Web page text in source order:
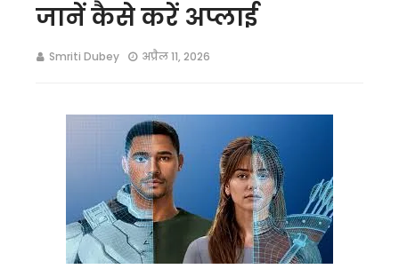
जानें कैसे करें अप्लाई
Smriti Dubey अप्रैल 11, 2026